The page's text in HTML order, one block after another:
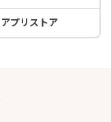
アプリストア